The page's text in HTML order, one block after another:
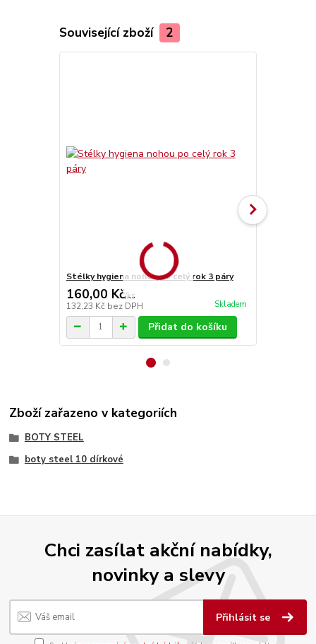
Související zboží 2
Stélky hygiena nohou po celý rok 3 páry
160,00 Kč/ks
132,23 Kč bez DPH Skladem
Přidat do košíku
Zboží zařazeno v kategoriích
BOTY STEEL
boty steel 10 dírkové
Chci zasílat akční nabídky,
novinky a slevy
Přihlásit se